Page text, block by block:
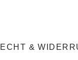
&